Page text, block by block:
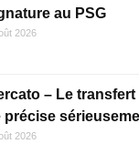
au PSG
2026
– Le
précise
2026